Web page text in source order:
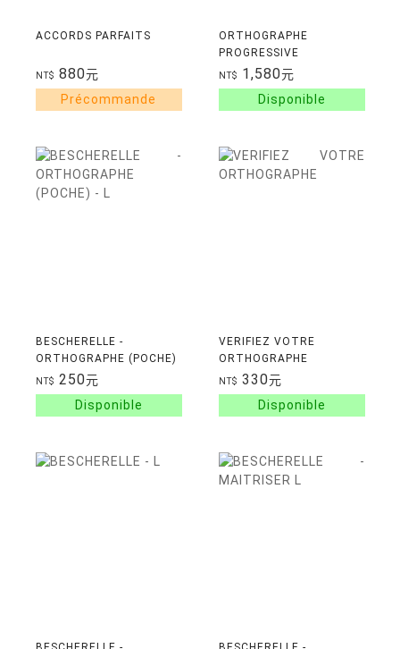
ACCORDS PARFAITS
NT$ 880元
ORTHOGRAPHE
PROGRESSIVE
DEBUTANT
NT$ 1,580元
BESCHERELLE -
ORTHOGRAPHE (POCHE)
- L'ESSENTIEL DE
L'ORTHOGRAPHE
FRANCAISE
NT$ 250元
VERIFIEZ VOTRE
ORTHOGRAPHE
NT$ 330元